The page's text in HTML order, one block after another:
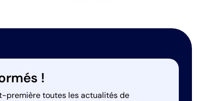
!
première toutes les actualités de